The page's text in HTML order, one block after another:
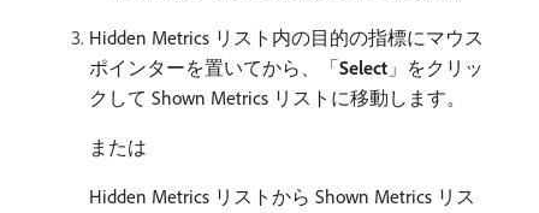
Hidden Metrics リスト内の目的の指標にマウス
ポインターを置いてから、「Select 」をクリッ
クして Shown Metrics リストに移動します。
または
Hidden Metrics リストから Shown Metrics リス